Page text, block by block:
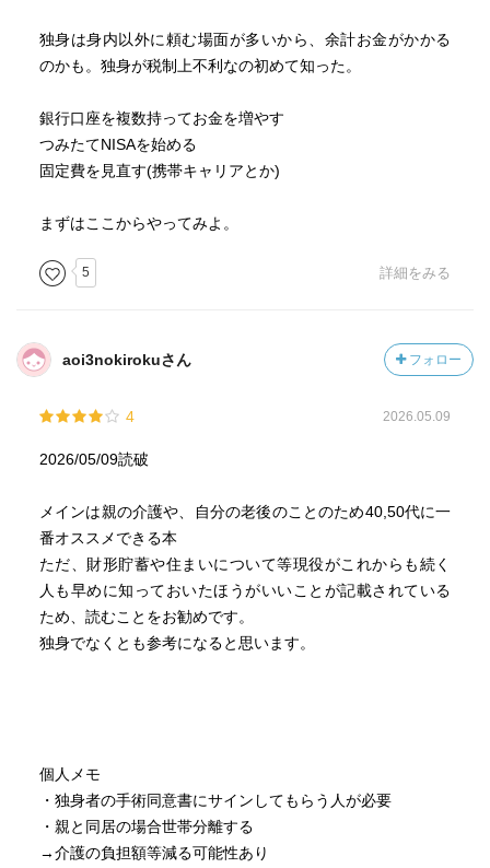
独身は身内以外に頼む場面が多いから、余計お金がかかる
のかも。独身が税制上不利なの初めて知った。
銀行口座を複数持ってお金を増やす
つみたてNISAを始める
固定費を見直す(携帯キャリアとか)
まずはここからやってみよ。
5 詳細をみる
aoi3nokirokuさん フォロー
4 2026.05.09
2026/05/09読破
メインは親の介護や、自分の老後のことのため40,50代に一
番オススメできる本
ただ、財形貯蓄や住まいについて等現役がこれからも続く
人も早めに知っておいたほうがいいことが記載されている
ため、読むことをお勧めです。
独身でなくとも参考になると思います。
個人メモ
・独身者の手術同意書にサインしてもらう人が必要
・親と同居の場合世帯分離する
→介護の負担額等減る可能性あり